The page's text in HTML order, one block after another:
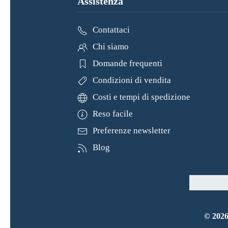
Contattaci
Chi siamo
Domande frequenti
Condizioni di vendita
Costi e tempi di spedizione
Reso facile
Preferenze newsletter
Blog
© 2026